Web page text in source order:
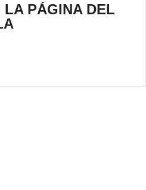
LA PÁGINA DEL